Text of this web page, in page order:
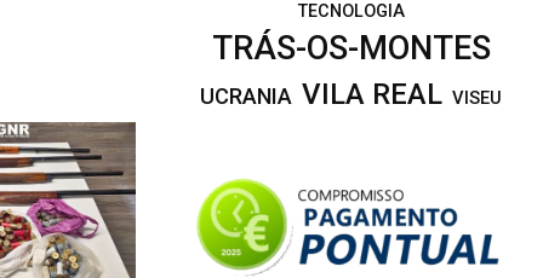
TECNOLOGIA
TRÁS-OS-MONTES
UCRANIA VILA REAL VISEU